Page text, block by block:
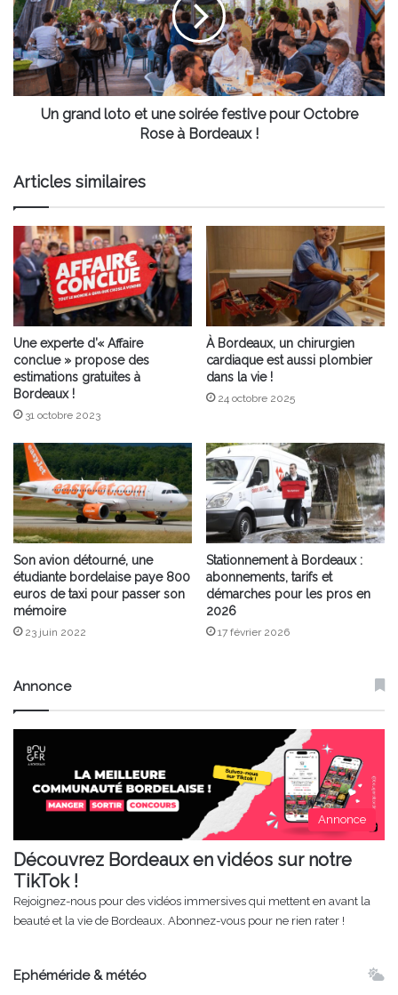
une
soirée
festive
pour
Octobre
Un grand loto et une soirée festive pour Octobre
Rose à Bordeaux !
Articles similaires
Une experte d’« Affaire
conclue » propose des
estimations gratuites à
Bordeaux !
31 octobre 2023
À Bordeaux, un chirurgien
cardiaque est aussi plombier
dans la vie !
24 octobre 2025
Son avion détourné, une
étudiante bordelaise paye 800
euros de taxi pour passer son
mémoire
23 juin 2022
Stationnement à Bordeaux :
abonnements, tarifs et
démarches pour les pros en
2026
17 février 2026
Annonce
Annonce
Découvrez Bordeaux en vidéos sur notre
TikTok !
Rejoignez-nous pour des vidéos immersives qui mettent en avant la
beauté et la vie de Bordeaux. Abonnez-vous pour ne rien rater !
Ephéméride & météo